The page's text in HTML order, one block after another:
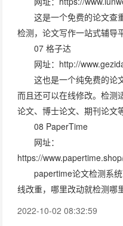
这是一个免费的论文查
检测，论文写作一站式辅导
07 格子达
网址：http://
这也是一个纯免费的论
而且还可以在线修改。检测
论文、博士论文、期刊论文
08 PaperTime
网址：
https://
papertime论文检测系
线改重，哪里改动就检测哪
2022-10-02 08:32:59